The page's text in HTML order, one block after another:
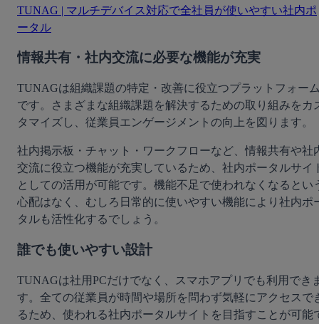
TUNAG | マルチデバイス対応で全社員が使いやすい社内ポ
ータル
情報共有・社内交流に必要な機能が充実
TUNAGは組織課題の特定・改善に役立つプラットフォー
です。さまざまな組織課題を解決するための取り組みをカ
タマイズし、従業員エンゲージメントの向上を図ります。
社内掲示板・チャット・ワークフローなど、情報共有や社
交流に役立つ機能が充実しているため、社内ポータルサイ
としての活用が可能です。機能不足で使われなくなるとい
心配はなく、むしろ日常的に使いやすい機能により社内ポ
タルも活性化するでしょう。
誰でも使いやすい設計
TUNAGは社用PCだけでなく、スマホアプリでも利用でき
す。全ての従業員が時間や場所を問わず気軽にアクセスで
るため、使われる社内ポータルサイトを目指すことが可能